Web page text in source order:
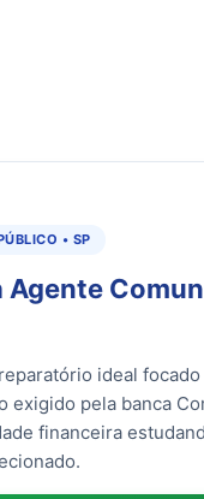
• SP
Agente
ideal
exigido pela banca
financeira